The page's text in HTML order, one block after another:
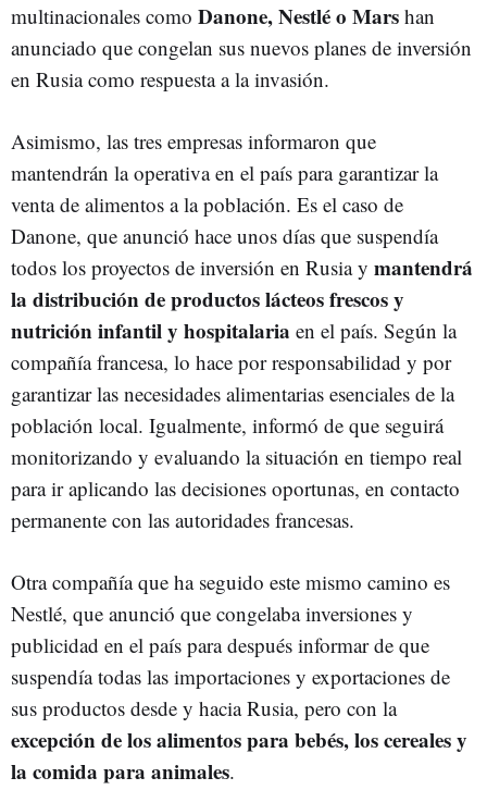
multinacionales como Danone, Nestlé o Mars han
anunciado que congelan sus nuevos planes de inversión
en Rusia como respuesta a la invasión.
Asimismo, las tres empresas informaron que
mantendrán la operativa en el país para garantizar la
venta de alimentos a la población. Es el caso de
Danone, que anunció hace unos días que suspendía
todos los proyectos de inversión en Rusia y mantendrá
la distribución de productos lácteos frescos y
nutrición infantil y hospitalaria en el país. Según la
compañía francesa, lo hace por responsabilidad y por
garantizar las necesidades alimentarias esenciales de la
población local. Igualmente, informó de que seguirá
monitorizando y evaluando la situación en tiempo real
para ir aplicando las decisiones oportunas, en contacto
permanente con las autoridades francesas.
Otra compañía que ha seguido este mismo camino es
Nestlé, que anunció que congelaba inversiones y
publicidad en el país para después informar de que
suspendía todas las importaciones y exportaciones de
sus productos desde y hacia Rusia, pero con la
excepción de los alimentos para bebés, los cereales y
la comida para animales.